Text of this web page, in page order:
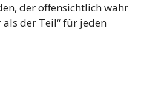
der offensichtlich wahr
der Teil“ für jeden